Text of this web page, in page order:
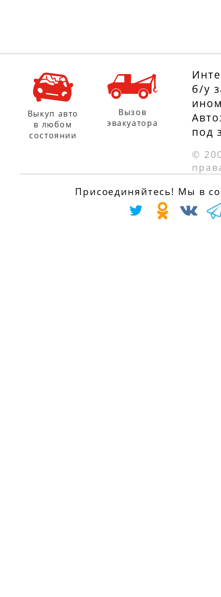
б/у
под
©
Выкуп авто
в любом
состоянии
Вызов
эвакуатора
Присоединяйтесь! Мы в